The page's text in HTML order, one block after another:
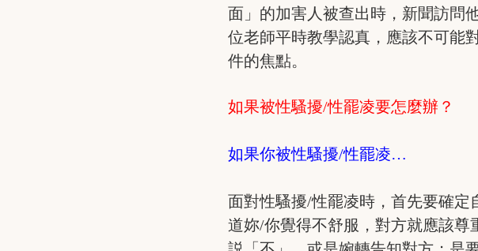
面」的加害人被查出時，新聞訪問
位老師平時教學認真，應該不可能
件的焦點。
如果被性騷擾/性罷凌要怎麼辦？
如果你被性騷擾/性罷凌…
面對性騷擾/性罷凌時，首先要確
道妳/你覺得不舒服，對方就應該